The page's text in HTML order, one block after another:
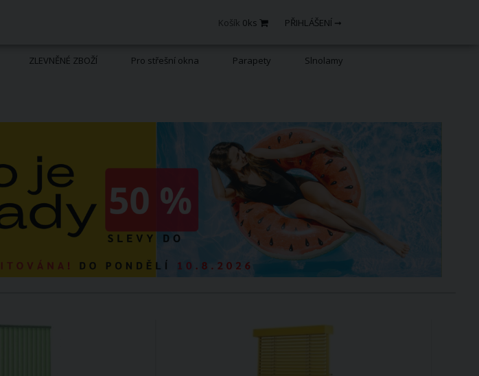
Košík 0ks PŘIHLÁŠENÍ ➞
ZLEVNĚNÉ ZBOŽÍ Pro střešní okna Parapety Slnolamy